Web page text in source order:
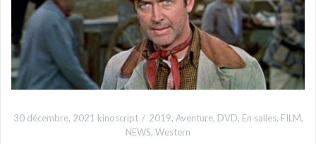
30 décembre, 2021 kinoscript 2019, Aventure, DVD, En salles, FILM,
NEWS, Western